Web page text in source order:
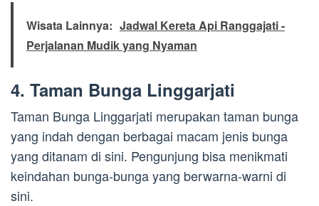
Wisata Lainnya: Jadwal Kereta Api Ranggajati -
Perjalanan Mudik yang Nyaman
4. Taman Bunga Linggarjati
Taman Bunga Linggarjati merupakan taman bunga
yang indah dengan berbagai macam jenis bunga
yang ditanam di sini. Pengunjung bisa menikmati
keindahan bunga-bunga yang berwarna-warni di
sini.